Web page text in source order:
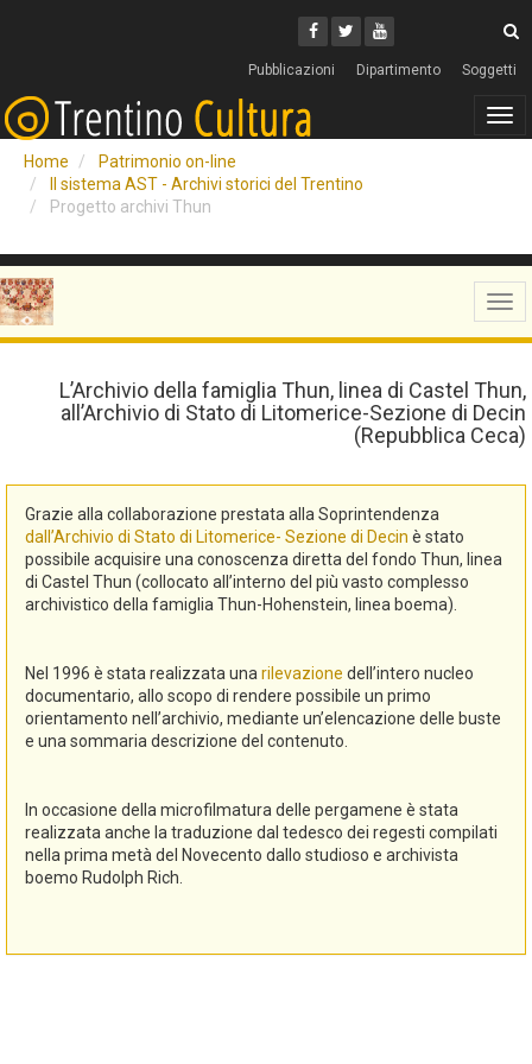
Facebook
Twitter
Youtube
Pubblicazioni Dipartimento Soggetti
Home
Patrimonio on-line
Il sistema AST - Archivi storici del Trentino
Progetto archivi Thun
L’Archivio della famiglia Thun, linea di Castel Thun,
all’Archivio di Stato di Litomerice-Sezione di Decin
(Repubblica Ceca)
Grazie alla collaborazione prestata alla Soprintendenza
dall’Archivio di Stato di Litomerice- Sezione di Decin è stato
possibile acquisire una conoscenza diretta del fondo Thun, linea
di Castel Thun (collocato all’interno del più vasto complesso
archivistico della famiglia Thun-Hohenstein, linea boema).
Nel 1996 è stata realizzata una rilevazione dell’intero nucleo
documentario, allo scopo di rendere possibile un primo
orientamento nell’archivio, mediante un’elencazione delle buste
e una sommaria descrizione del contenuto.
In occasione della microfilmatura delle pergamene è stata
realizzata anche la traduzione dal tedesco dei regesti compilati
nella prima metà del Novecento dallo studioso e archivista
boemo Rudolph Rich.